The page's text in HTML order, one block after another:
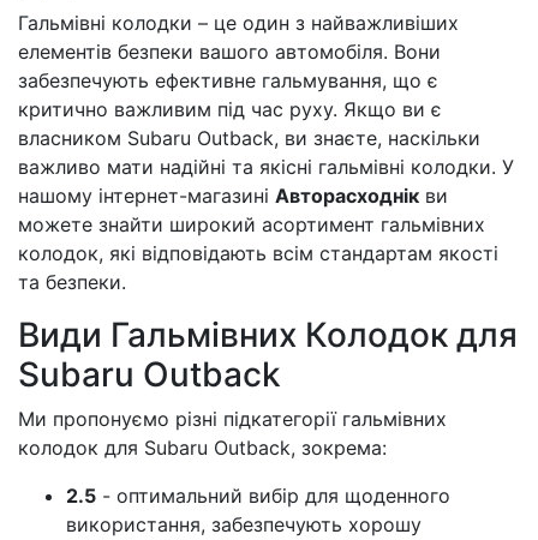
Гальмівні колодки – це один з найважливіших
елементів безпеки вашого автомобіля. Вони
забезпечують ефективне гальмування, що є
критично важливим під час руху. Якщо ви є
власником Subaru Outback, ви знаєте, наскільки
важливо мати надійні та якісні гальмівні колодки. У
нашому інтернет-магазині Авторасходнік ви
можете знайти широкий асортимент гальмівних
колодок, які відповідають всім стандартам якості
та безпеки.
Види Гальмівних Колодок для
Subaru Outback
Ми пропонуємо різні підкатегорії гальмівних
колодок для Subaru Outback, зокрема:
2.5 - оптимальний вибір для щоденного
використання, забезпечують хорошу